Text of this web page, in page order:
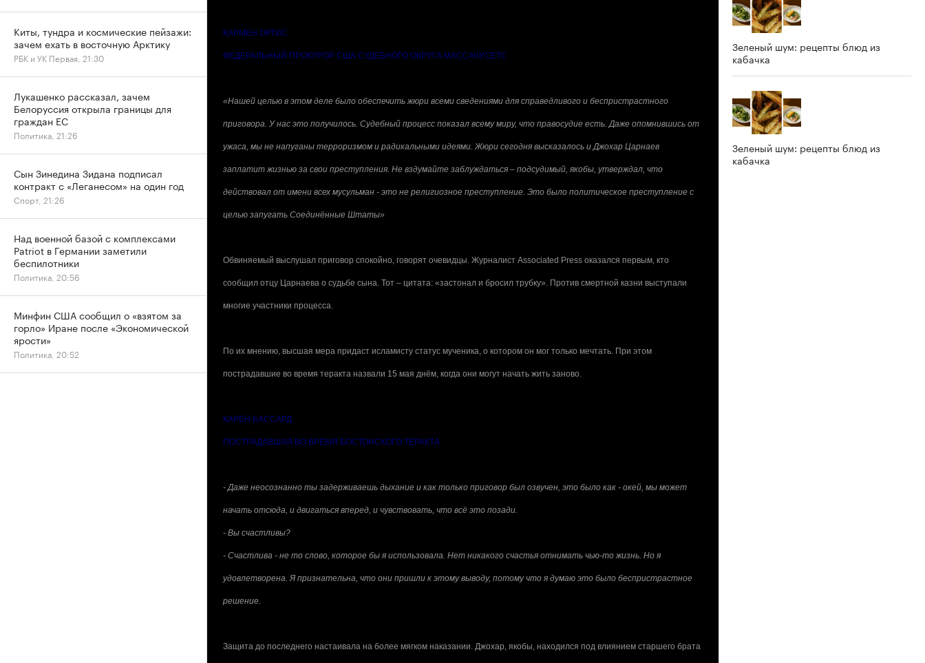
КАРМЕН ОРТИС
ФЕДЕРАЛЬНЫЙ ПРОКУРОР США СУДЕБНОГО ОКРУГА МАССАЧУСЕТС
«Нашей целью в этом деле было обеспечить жюри всеми сведениями для справедливого и беспристрастного
приговора. У нас это получилось. Судебный процесс показал всему миру, что правосудие есть. Даже опомнившись от
ужаса, мы не напуганы терроризмом и радикальными идеями. Жюри сегодня высказалось и Джохар Царнаев
заплатит жизнью за свои преступления. Не вздумайте заблуждаться – подсудимый, якобы, утверждал, что
действовал от имени всех мусульман - это не религиозное преступление. Это было политическое преступление с
целью запугать Соединённые Штаты»
Обвиняемый выслушал приговор спокойно, говорят очевидцы. Журналист Associated Press оказался первым, кто
сообщил отцу Царнаева о судьбе сына. Тот – цитата: «застонал и бросил трубку». Против смертной казни выступали
многие участники процесса.
По их мнению, высшая мера придаст исламисту статус мученика, о котором он мог только мечтать. При этом
пострадавшие во время теракта назвали 15 мая днём, когда они могут начать жить заново.
КАРЕН БАССАРД
ПОСТРАДАВШАЯ ВО ВРЕМЯ БОСТОНСКОГО ТЕРАКТА
- Даже неосознанно ты задерживаешь дыхание и как только приговор был озвучен, это было как - окей, мы может
начать отсюда, и двигаться вперед, и чувствовать, что всё это позади.
- Вы счастливы?
- Счастлива - не то слово, которое бы я использовала. Нет никакого счастья отнимать чью-то жизнь. Но я
удовлетворена. Я признательна, что они пришли к этому выводу, потому что я думаю это было беспристрастное
решение.
Защита до последнего настаивала на более мягком наказании. Джохар, якобы, находился под влиянием старшего брата
Зеленый шум: рецепты блюд из
кабачка
Зеленый шум: рецепты блюд из
кабачка
Киты, тундра и космические пейзажи:
зачем ехать в восточную Арктику
РБК и УК Первая, 21:30
Лукашенко рассказал, зачем
Белоруссия открыла границы для
граждан ЕС
Политика, 21:26
Сын Зинедина Зидана подписал
контракт с «Леганесом» на один год
Спорт, 21:26
Над военной базой с комплексами
Patriot в Германии заметили
беспилотники
Политика, 20:56
Минфин США сообщил о «взятом за
горло» Иране после «Экономической
ярости»
Политика, 20:52